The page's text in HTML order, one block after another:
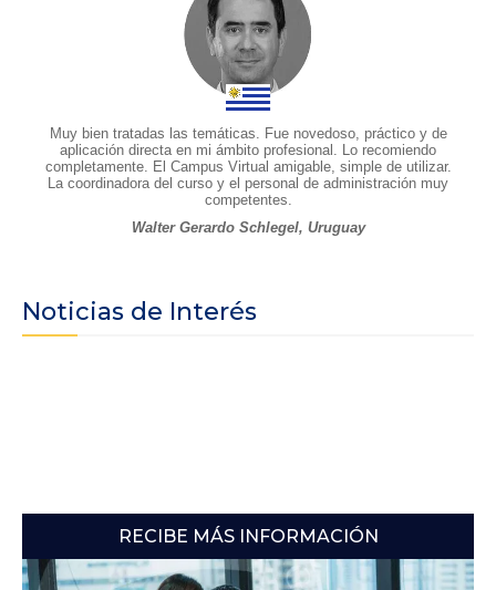
Muy bien tratadas las temáticas. Fue novedoso, práctico y de
aplicación directa en mi ámbito profesional. Lo recomiendo
completamente. El Campus Virtual amigable, simple de utilizar.
La coordinadora del curso y el personal de administración muy
competentes.
Walter Gerardo Schlegel, Uruguay
Noticias de Interés
RECIBE MÁS INFORMACIÓN